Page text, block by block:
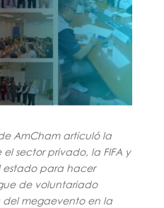
AmCham articuló la
sector privado, la FIFA y
estado para hacer
de voluntariado
del megaevento en la